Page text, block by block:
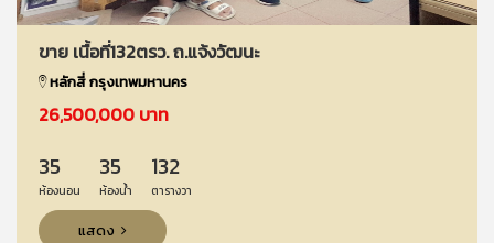
ขาย เนื้อที่132ตรว. ถ.แจ้งวัฒนะ
หลักสี่ กรุงเทพมหานคร
26,500,000 บาท
35
ห้องนอน
35
ห้องน้ำ
132
ตารางวา
แสดง